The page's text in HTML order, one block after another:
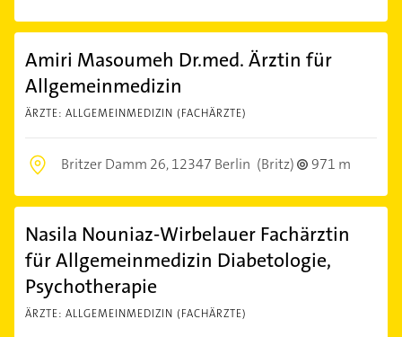
Amiri Masoumeh Dr.med. Ärztin für
Allgemeinmedizin
ÄRZTE: ALLGEMEINMEDIZIN (FACHÄRZTE)
Britzer Damm 26,12347 Berlin (Britz) 971 m
Nasila Nouniaz-Wirbelauer Fachärztin
für Allgemeinmedizin Diabetologie,
Psychotherapie
ÄRZTE: ALLGEMEINMEDIZIN (FACHÄRZTE)